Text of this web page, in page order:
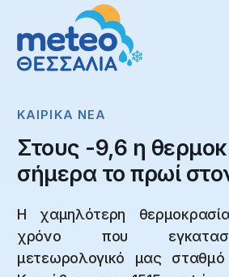
ΚΑΙΡΙΚΆ NΈΑ
Στους -9,6 η
σήμερα το πρωί
Η χαμηλότερη
χρόνο που
μετεωρολογικό μας